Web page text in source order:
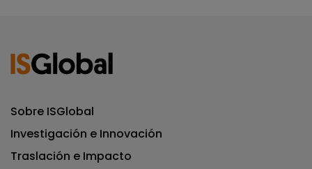
Sobre ISGlobal
Investigación e Innovación
Traslación e Impacto